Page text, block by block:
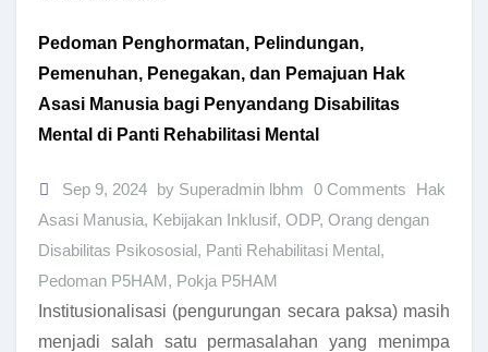
Pedoman Penghormatan, Pelindungan,
Pemenuhan, Penegakan, dan Pemajuan Hak
Asasi Manusia bagi Penyandang Disabilitas
Mental di Panti Rehabilitasi Mental
Sep 9, 2024 by Superadmin lbhm 0 Comments
Hak
Asasi Manusia, Kebijakan Inklusif, ODP, Orang dengan
Disabilitas Psikososial, Panti Rehabilitasi Mental,
Pedoman P5HAM, Pokja P5HAM
Institusionalisasi (pengurungan secara paksa) masih
menjadi salah satu permasalahan yang menimpa